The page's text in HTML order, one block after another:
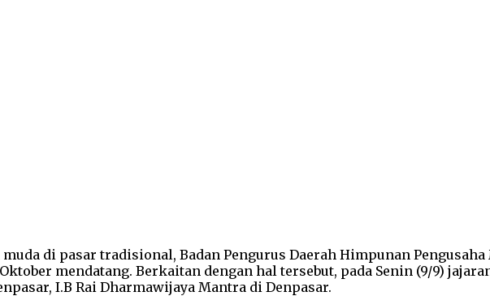
di pasar tradisional, Badan Pengurus Daerah Himpunan Pengusaha
mendatang. Berkaitan dengan hal tersebut, pada Senin (9/9)
I.B Rai Dharmawijaya Mantra di Denpasar.